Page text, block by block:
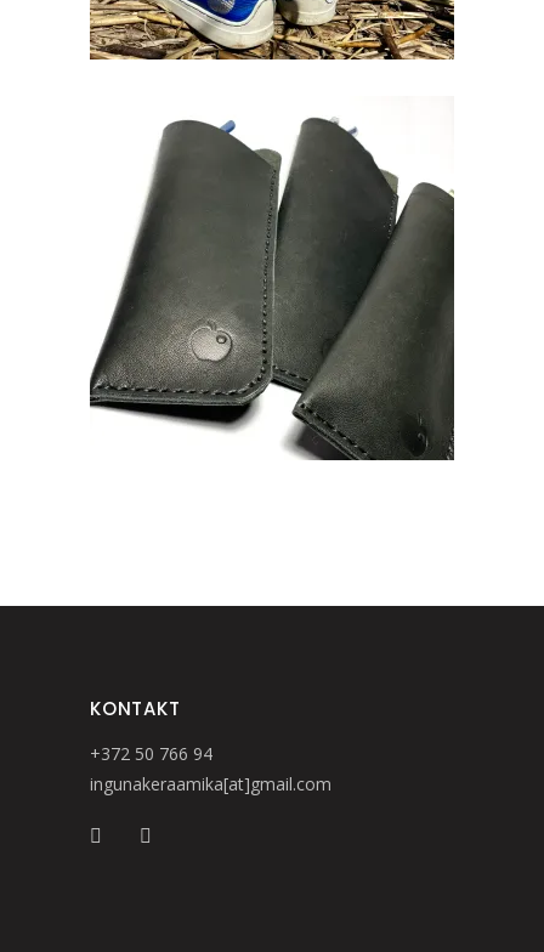
PRILLIPESA
29.90
KONTAKT
+372 50 766 94
ingunakeraamika[at]gmail.com